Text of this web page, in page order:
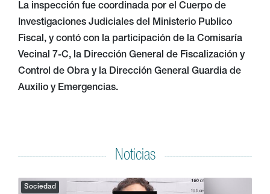
La inspección fue coordinada por el Cuerpo de
Investigaciones Judiciales del Ministerio Publico
Fiscal, y contó con la participación de la Comisaría
Vecinal 7-C, la Dirección General de Fiscalización y
Control de Obra y la Dirección General Guardia de
Auxilio y Emergencias.
Noticias
Sociedad